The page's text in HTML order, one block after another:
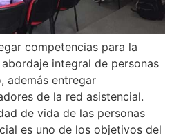
competencias para la
integral de personas
además entregar
de la red asistencial.
de vida de las personas
es uno de los objetivos del